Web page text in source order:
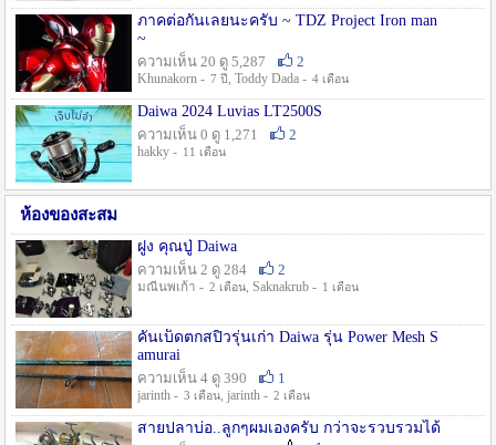
ภาคต่อกันเลยนะครับ ~ TDZ Project Iron man
~
ความเห็น 20 ดู 5,287
2
Khunakorn - 7 ปี , Toddy Dada - 4 เดือน
Daiwa 2024 Luvias LT2500S
ความเห็น 0 ดู 1,271
2
hakky - 11 เดือน
ห้องของสะสม
ฝูง คุณปู่ Daiwa
ความเห็น 2 ดู 284
2
มณีนพเก้า - 2 เดือน, Saknakrub - 1 เดือน
คันเบ็ดตกสปิ๋วรุ่นเก่า Daiwa รุ่น Power Mesh S
amurai
ความเห็น 4 ดู 390
1
jarinth - 3 เดือน, jarinth - 2 เดือน
สายปลาบ่อ..ลูกๆผมเองครับ กว่าจะรวบรวมได้